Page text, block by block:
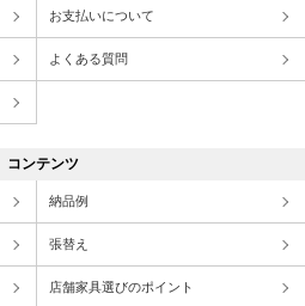
お支払いについて
よくある質問
コンテンツ
納品例
張替え
店舗家具選びのポイント